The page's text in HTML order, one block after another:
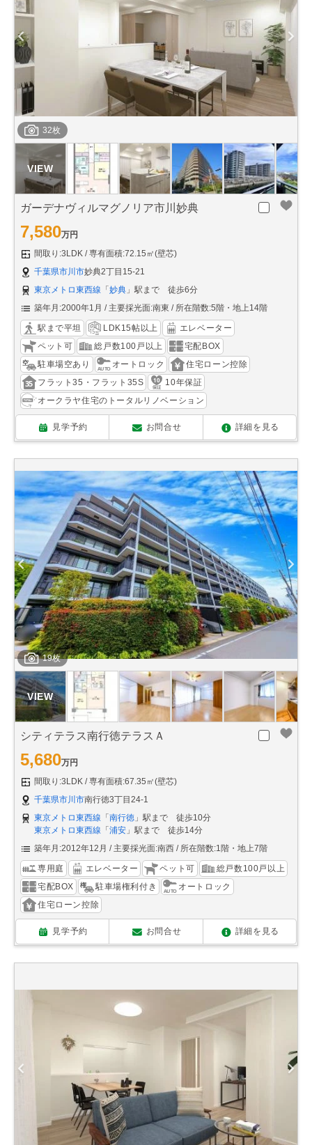
32枚
ガーデナヴィルマグノリア市川妙典
7,580万円
間取り:3LDK
専有面積:72.15㎡(壁芯)
千葉県市川市妙典2丁目15-21
東京メトロ東西線 「 妙典 」駅まで 徒歩6分
築年月:2000年1月
主要採光面:南東 所在階数:5階・地上14階
駅まで平坦 LDK15帖以上
エレベーター
ペット可
総戸数100戸以上
宅配BOX
駐車場空あり
オートロック
住宅ローン控除
フラット35・フラット35S
10年保証
オークラヤ住宅のトータルリノベーション
見学予約 お問合せ 詳細を見る
19枚
シティテラス南行徳テラスＡ
5,680万円
間取り:3LDK
専有面積:67.35㎡(壁芯)
千葉県市川市南行徳3丁目24-1
東京メトロ東西線 「 南行徳 」駅まで 徒歩10分
東京メトロ東西線 「 浦安 」駅まで 徒歩14分
築年月:2012年12月
主要採光面:南西 所在階数:1階・地上7階
専用庭 エレベーター ペット可
総戸数100戸以上
宅配BOX
駐車場権利付き
オートロック
住宅ローン控除
見学予約 お問合せ 詳細を見る